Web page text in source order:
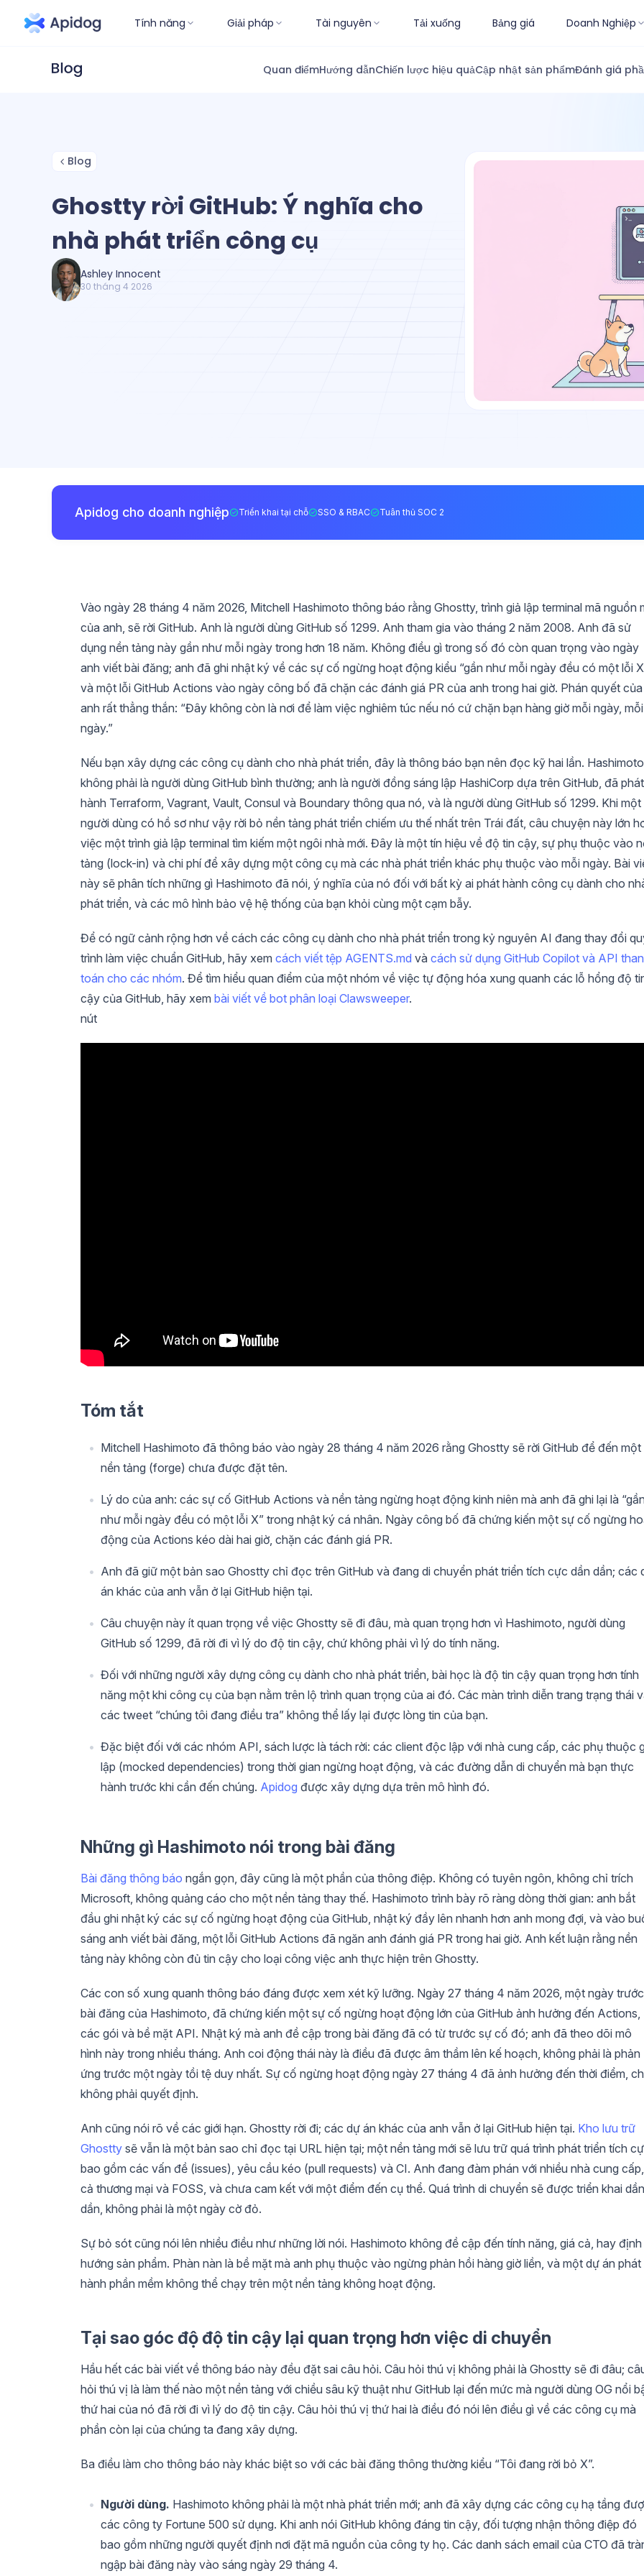
Tính năng Giải pháp Tài nguyên Tải xuống Bảng giá Doanh Nghiệp
Quan điểmHướng dẫnChiến lược hiệu quảCập nhật sản phẩmĐánh giá
Blog
Ghostty rời GitHub: Ý nghĩa cho
nhà phát triển công cụ
Ashley Innocent
30 tháng 4 2026
Apidog cho doanh nghiệp Triển khai tại chỗ SSO & RBAC Tuân thủ SOC 2
Vào ngày 28 tháng 4 năm 2026, Mitchell Hashimoto thông báo rằng Ghostty, trình giả lập terminal mã nguồn
của anh, sẽ rời GitHub. Anh là người dùng GitHub số 1299. Anh tham gia vào tháng 2 năm 2008. Anh đã sử
dụng nền tảng này gần như mỗi ngày trong hơn 18 năm. Không điều gì trong số đó còn quan trọng vào ngày
anh viết bài đăng; anh đã ghi nhật ký về các sự cố ngừng hoạt động kiểu “gần như mỗi ngày đều có một lỗi
và một lỗi GitHub Actions vào ngày công bố đã chặn các đánh giá PR của anh trong hai giờ. Phán quyết của
anh rất thẳng thắn: “Đây không còn là nơi để làm việc nghiêm túc nếu nó cứ chặn bạn hàng giờ mỗi ngày, mỗi
ngày.”
Nếu bạn xây dựng các công cụ dành cho nhà phát triển, đây là thông báo bạn nên đọc kỹ hai lần. Hashimoto
không phải là người dùng GitHub bình thường; anh là người đồng sáng lập HashiCorp dựa trên GitHub, đã phát
hành Terraform, Vagrant, Vault, Consul và Boundary thông qua nó, và là người dùng GitHub số 1299. Khi một
người dùng có hồ sơ như vậy rời bỏ nền tảng phát triển chiếm ưu thế nhất trên Trái đất, câu chuyện này lớn
việc một trình giả lập terminal tìm kiếm một ngôi nhà mới. Đây là một tín hiệu về độ tin cậy, sự phụ thuộc vào
tảng (lock-in) và chi phí để xây dựng một công cụ mà các nhà phát triển khác phụ thuộc vào mỗi ngày. Bài
này sẽ phân tích những gì Hashimoto đã nói, ý nghĩa của nó đối với bất kỳ ai phát hành công cụ dành cho
phát triển, và các mô hình bảo vệ hệ thống của bạn khỏi cùng một cạm bẫy.
Để có ngữ cảnh rộng hơn về cách các công cụ dành cho nhà phát triển trong kỷ nguyên AI đang thay đổi
trình làm việc chuẩn GitHub, hãy xem cách viết tệp AGENTS.md và cách sử dụng GitHub Copilot và API
toán cho các nhóm. Để tìm hiểu quan điểm của một nhóm về việc tự động hóa xung quanh các lỗ hổng độ
cậy của GitHub, hãy xem bài viết về bot phân loại Clawsweeper.
nút
Tóm tắt
Mitchell Hashimoto đã thông báo vào ngày 28 tháng 4 năm 2026 rằng Ghostty sẽ rời GitHub để đến một
nền tảng (forge) chưa được đặt tên.
Lý do của anh: các sự cố GitHub Actions và nền tảng ngừng hoạt động kinh niên mà anh đã ghi lại là
như mỗi ngày đều có một lỗi X” trong nhật ký cá nhân. Ngày công bố đã chứng kiến một sự cố ngừng
động của Actions kéo dài hai giờ, chặn các đánh giá PR.
Anh đã giữ một bản sao Ghostty chỉ đọc trên GitHub và đang di chuyển phát triển tích cực dần dần; các
án khác của anh vẫn ở lại GitHub hiện tại.
Câu chuyện này ít quan trọng về việc Ghostty sẽ đi đâu, mà quan trọng hơn vì Hashimoto, người dùng
GitHub số 1299, đã rời đi vì lý do độ tin cậy, chứ không phải vì lý do tính năng.
Đối với những người xây dựng công cụ dành cho nhà phát triển, bài học là độ tin cậy quan trọng hơn tính
năng một khi công cụ của bạn nằm trên lộ trình quan trọng của ai đó. Các màn trình diễn trang trạng thái
các tweet “chúng tôi đang điều tra” không thể lấy lại được lòng tin của bạn.
Đặc biệt đối với các nhóm API, sách lược là tách rời: các client độc lập với nhà cung cấp, các phụ thuộc
lập (mocked dependencies) trong thời gian ngừng hoạt động, và các đường dẫn di chuyển mà bạn thực
hành trước khi cần đến chúng. Apidog được xây dựng dựa trên mô hình đó.
Những gì Hashimoto nói trong bài đăng
Bài đăng thông báo ngắn gọn, đây cũng là một phần của thông điệp. Không có tuyên ngôn, không chỉ trích
Microsoft, không quảng cáo cho một nền tảng thay thế. Hashimoto trình bày rõ ràng dòng thời gian: anh bắt
đầu ghi nhật ký các sự cố ngừng hoạt động của GitHub, nhật ký đầy lên nhanh hơn anh mong đợi, và vào
sáng anh viết bài đăng, một lỗi GitHub Actions đã ngăn anh đánh giá PR trong hai giờ. Anh kết luận rằng nền
tảng này không còn đủ tin cậy cho loại công việc anh thực hiện trên Ghostty.
Các con số xung quanh thông báo đáng được xem xét kỹ lưỡng. Ngày 27 tháng 4 năm 2026, một ngày trước
bài đăng của Hashimoto, đã chứng kiến một sự cố ngừng hoạt động lớn của GitHub ảnh hưởng đến Actions,
các gói và bề mặt API. Nhật ký mà anh đề cập trong bài đăng đã có từ trước sự cố đó; anh đã theo dõi mô
hình này trong nhiều tháng. Anh coi động thái này là điều đã được âm thầm lên kế hoạch, không phải là phản
ứng trước một ngày tồi tệ duy nhất. Sự cố ngừng hoạt động ngày 27 tháng 4 đã ảnh hưởng đến thời điểm,
không phải quyết định.
Anh cũng nói rõ về các giới hạn. Ghostty rời đi; các dự án khác của anh vẫn ở lại GitHub hiện tại. Kho lưu trữ
Ghostty sẽ vẫn là một bản sao chỉ đọc tại URL hiện tại; một nền tảng mới sẽ lưu trữ quá trình phát triển tích
bao gồm các vấn đề (issues), yêu cầu kéo (pull requests) và CI. Anh đang đàm phán với nhiều nhà cung cấp,
cả thương mại và FOSS, và chưa cam kết với một điểm đến cụ thể. Quá trình di chuyển sẽ được triển khai dần
dần, không phải là một ngày cờ đỏ.
Sự bỏ sót cũng nói lên nhiều điều như những lời nói. Hashimoto không đề cập đến tính năng, giá cả, hay định
hướng sản phẩm. Phàn nàn là bề mặt mà anh phụ thuộc vào ngừng phản hồi hàng giờ liền, và một dự án phát
hành phần mềm không thể chạy trên một nền tảng không hoạt động.
Tại sao góc độ độ tin cậy lại quan trọng hơn việc di chuyển
Hầu hết các bài viết về thông báo này đều đặt sai câu hỏi. Câu hỏi thú vị không phải là Ghostty sẽ đi đâu;
hỏi thú vị là làm thế nào một nền tảng với chiều sâu kỹ thuật như GitHub lại đến mức mà người dùng OG nổi
thứ hai của nó đã rời đi vì lý do độ tin cậy. Câu hỏi thú vị thứ hai là điều đó nói lên điều gì về các công cụ mà
phần còn lại của chúng ta đang xây dựng.
Ba điều làm cho thông báo này khác biệt so với các bài đăng thông thường kiểu “Tôi đang rời bỏ X”.
Người dùng. Hashimoto không phải là một nhà phát triển mới; anh đã xây dựng các công cụ hạ tầng
các công ty Fortune 500 sử dụng. Khi anh nói GitHub không đáng tin cậy, đối tượng nhận thông điệp đó
bao gồm những người quyết định nơi đặt mã nguồn của công ty họ. Các danh sách email của CTO đã
ngập bài đăng này vào sáng ngày 29 tháng 4.